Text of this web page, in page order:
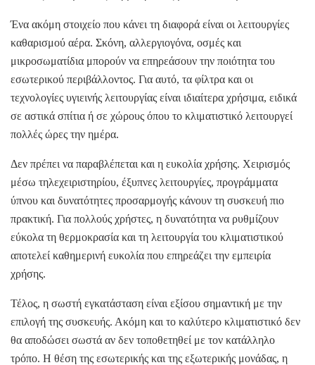
Ένα ακόμη στοιχείο που κάνει τη διαφορά είναι οι λειτουργίες
καθαρισμού αέρα. Σκόνη, αλλεργιογόνα, οσμές και
μικροσωματίδια μπορούν να επηρεάσουν την ποιότητα του
εσωτερικού περιβάλλοντος. Για αυτό, τα φίλτρα και οι
τεχνολογίες υγιεινής λειτουργίας είναι ιδιαίτερα χρήσιμα, ειδικά
σε αστικά σπίτια ή σε χώρους όπου το κλιματιστικό λειτουργεί
πολλές ώρες την ημέρα.
Δεν πρέπει να παραβλέπεται και η ευκολία χρήσης. Χειρισμός
μέσω τηλεχειριστηρίου, έξυπνες λειτουργίες, προγράμματα
ύπνου και δυνατότητες προσαρμογής κάνουν τη συσκευή πιο
πρακτική. Για πολλούς χρήστες, η δυνατότητα να ρυθμίζουν
εύκολα τη θερμοκρασία και τη λειτουργία του κλιματιστικού
αποτελεί καθημερινή ευκολία που επηρεάζει την εμπειρία
χρήσης.
Τέλος, η σωστή εγκατάσταση είναι εξίσου σημαντική με την
επιλογή της συσκευής. Ακόμη και το καλύτερο κλιματιστικό δεν
θα αποδώσει σωστά αν δεν τοποθετηθεί με τον κατάλληλο
τρόπο. Η θέση της εσωτερικής και της εξωτερικής μονάδας, η